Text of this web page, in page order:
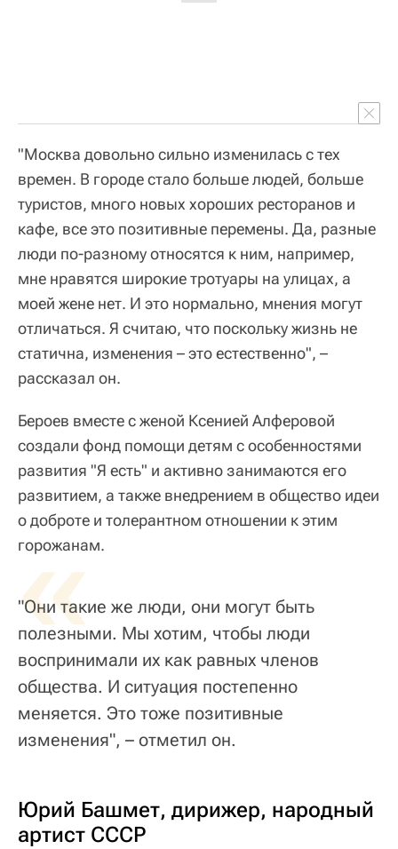
"Москва довольно сильно изменилась с тех
времен. В городе стало больше людей, больше
туристов, много новых хороших ресторанов и
кафе, все это позитивные перемены. Да, разные
люди по-разному относятся к ним, например,
мне нравятся широкие тротуары на улицах, а
моей жене нет. И это нормально, мнения могут
отличаться. Я считаю, что поскольку жизнь не
статична, изменения – это естественно", –
рассказал он.
Бероев вместе с женой Ксенией Алферовой
создали фонд помощи детям с особенностями
развития "Я есть" и активно занимаются его
развитием, а также внедрением в общество идеи
о доброте и толерантном отношении к этим
горожанам.
«
"Они такие же люди, они могут быть
полезными. Мы хотим, чтобы люди
воспринимали их как равных членов
общества. И ситуация постепенно
меняется. Это тоже позитивные
изменения", – отметил он.
Юрий Башмет, дирижер, народный
артист СССР